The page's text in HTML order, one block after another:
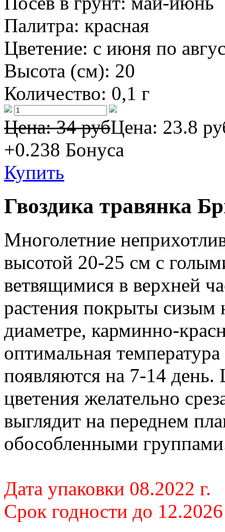
Палитра: красная
Цветение: с июня по
Высота (см): 20
Количество: 0,1 г
Цена: 34 рубЦена: 23.8
+0.238 Бонуса
Купить
Гвоздика травянка
Многолетние
высотой 20-25 см с
ветвящимися в верхней
растения покрыты сизым
диаметре, карминно-
оптимальная
появляются на 7-14 день.
цветения желательно
выглядит на переднем
обособленными
Дата упаковки 08.2022 г.
Срок годности до 12.2026